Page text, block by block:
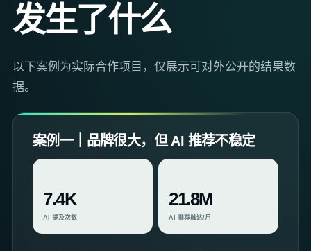
发生了什么
以下案例为实际合作项目，仅展示可对外公开的结果数
据。
案例一｜品牌很大，但 AI 推荐不稳定
7.4K
AI 提及次数
21.8M
AI 推荐触达/月